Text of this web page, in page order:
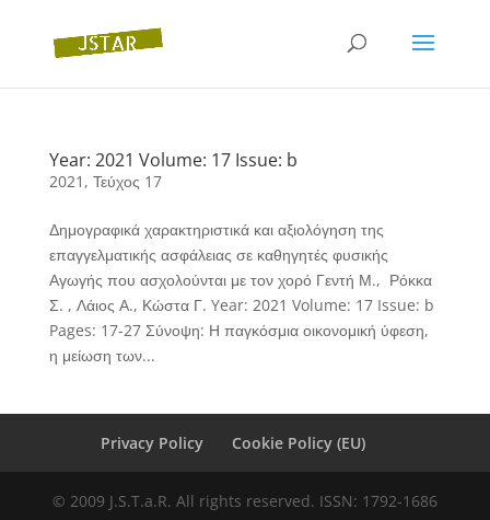
Year: 2021 Volume: 17 Issue: b
2021 , Τεύχος 17
Δημογραφικά χαρακτηριστικά και αξιολόγηση της
επαγγελματικής ασφάλειας σε καθηγητές φυσικής
Αγωγής που ασχολούνται με τον χορό Γεντή Μ., Ρόκκα
Σ. , Λάιος Α., Κώστα Γ. Year: 2021 Volume: 17 Issue: b
Pages: 17-27 Σύνοψη: Η παγκόσμια οικονομική ύφεση,
η μείωση των...
Privacy Policy Cookie Policy (EU)
© 2009 J.S.T.a.R. All rights reserved. ISSN: 1792-1686